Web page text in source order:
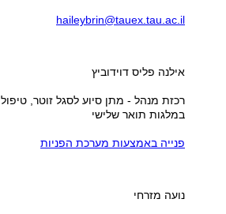
haileybrin@tauex.tau.ac.il
אילנה פליס דוידוביץ
רכזת מנהל - מתן סיוע לסגל זוטר, טיפול
במלגות תואר שלישי
פנייה באמצעות מערכת הפניות
נועה מזרחי